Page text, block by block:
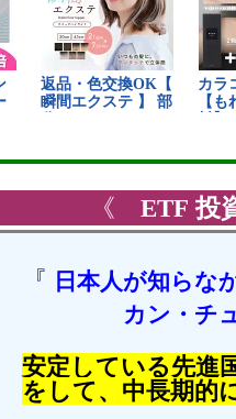
《 ETF 投
『 日本人が知らな
カン・チ
安定している先進
をして、中長期的